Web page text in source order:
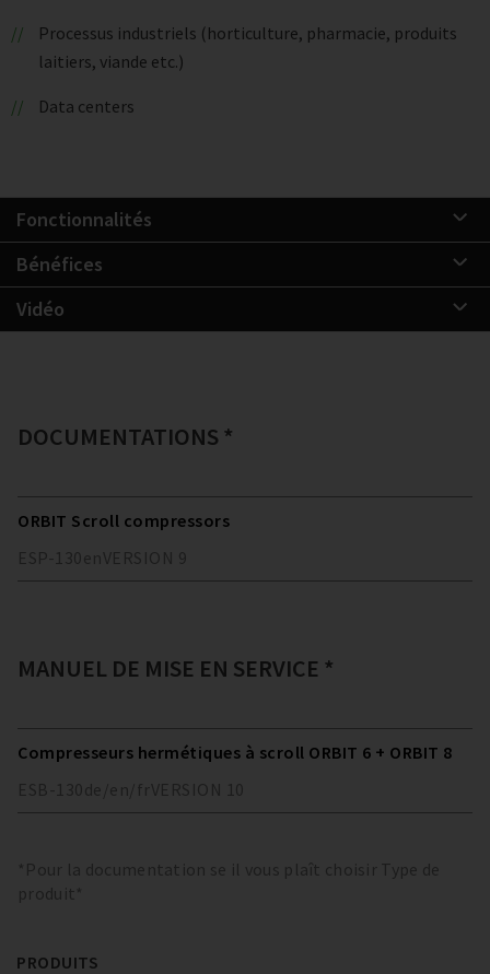
Processus industriels (horticulture, pharmacie, produits
laitiers, viande etc.)
Data centers
Fonctionnalités
Bénéfices
Vidéo
DOCUMENTATIONS *
ORBIT Scroll compressors
ESP-130enVERSION 9
MANUEL DE MISE EN SERVICE *
Compresseurs hermétiques à scroll ORBIT 6 + ORBIT 8
ESB-130de/en/fr VERSION 10
*Pour la documentation se il vous plaît choisir Type de
produit*
PRODUITS